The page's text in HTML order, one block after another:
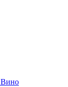
Вино